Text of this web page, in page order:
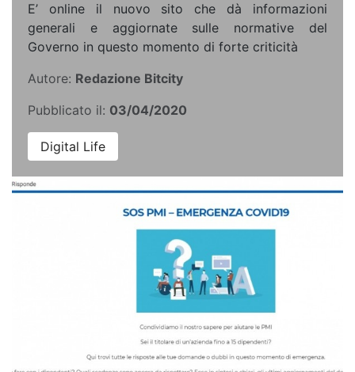
E’ online il nuovo sito che dà informazioni
generali e aggiornate sulle normative del
Governo in questo momento di forte criticità
Autore: Redazione Bitcity
Pubblicato il: 03/04/2020
Digital Life